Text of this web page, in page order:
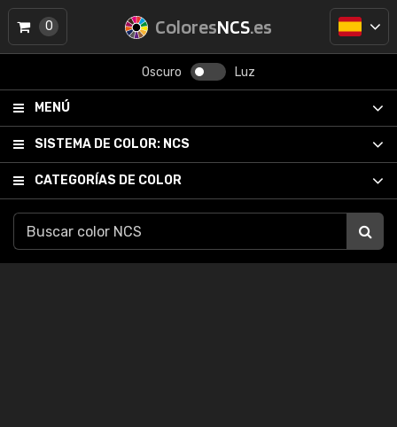
ColoresNCS.es
Oscuro Luz
MENÚ
SISTEMA DE COLOR: NCS
CATEGORÍAS DE COLOR
0